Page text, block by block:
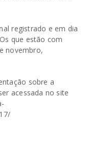
registrado e em dia
que estão com
novembro,
sobre a
acessada no site